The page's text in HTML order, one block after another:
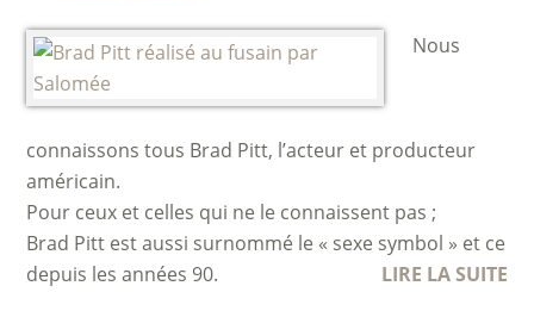
Nous
connaissons tous Brad Pitt, l’acteur et producteur
américain.
Pour ceux et celles qui ne le connaissent pas ;
Brad Pitt est aussi surnommé le « sexe symbol » et ce
depuis les années 90.
LIRE LA SUITE